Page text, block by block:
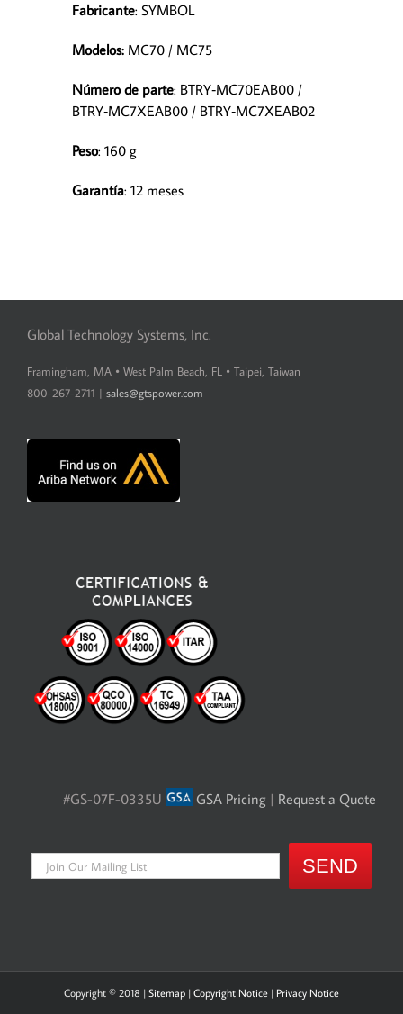
Fabricante: SYMBOL
Modelos: MC70 / MC75
Número de parte: BTRY‑MC70EAB00 /
BTRY‑MC7XEAB00 / BTRY‑MC7XEAB02
Peso: 160 g
Garantía: 12 meses
Global Technology Systems, Inc.
Framingham, MA • West Palm Beach, FL • Taipei, Taiwan
800-267-2711 | sales@gtspower.com
#GS-07F-0335U GSA Pricing | Request a Quote
Copyright © 2018 | Sitemap | Copyright Notice | Privacy Notice